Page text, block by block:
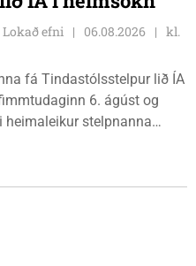
efni 06.08.2026
kl.
fá Tindastólsstelpur lið ÍA
6. ágúst og
heimaleikur stelpnanna
fín, lítil háttar rigning og